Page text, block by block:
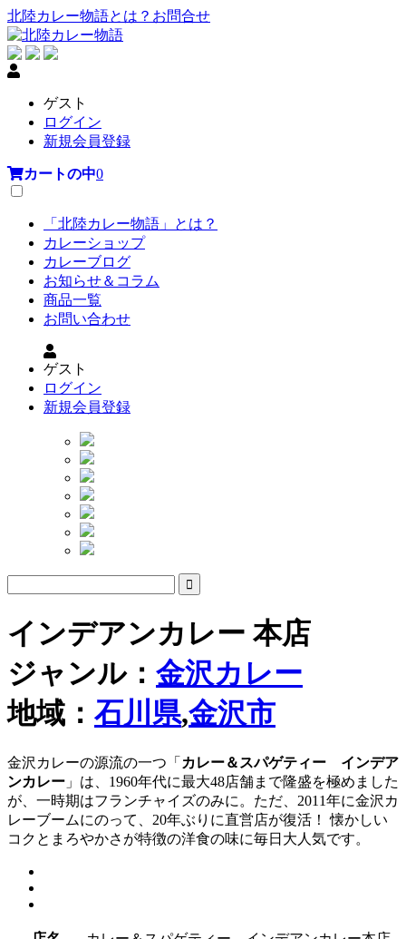
北陸カレー物語とは？ お問合せ
ゲスト
ログイン
新規会員登録
カートの中0
「北陸カレー物語」とは？
カレーショップ
カレーブログ
お知らせ＆コラム
商品一覧
お問い合わせ
ゲスト
ログイン
新規会員登録
インデアンカレー 本店
ジャンル： 金沢カレー
地域： 石川県,金沢市
金沢カレーの源流の一つ「 カレー＆スパゲティー インデア
ンカレー 」は、1960年代に最大48店舗まで隆盛を極めました
が、一時期はフランチャイズのみに。ただ、2011年に金沢カ
レーブームにのって、20年ぶりに直営店が復活！ 懐かしい
コクとまろやかさが特徴の洋食の味に毎日大人気です。